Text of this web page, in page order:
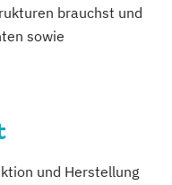
Sonographie
brauchst und
sowie
und Herstellung